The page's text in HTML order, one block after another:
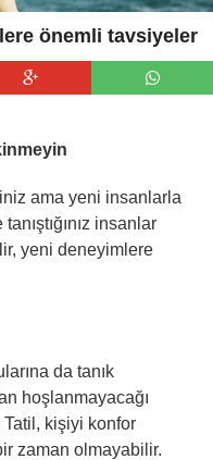
önemli tavsiyeler
ama yeni insanlarla
insanlar
yeni deneyimlere
da tanık
hoşlanmayacağı
Tatil, kişiyi konfor
zaman olmayabilir.